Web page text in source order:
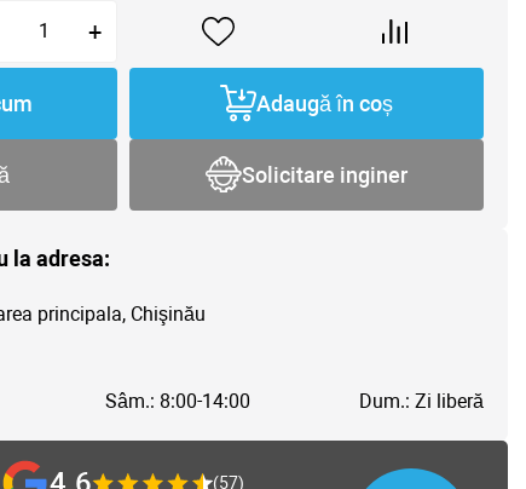
+
Adaugă în coș
Solicitare inginer
la adresa:
principala, Chişinău
Sâm.: 8:00-14:00 Dum.: Zi liberă
(57)